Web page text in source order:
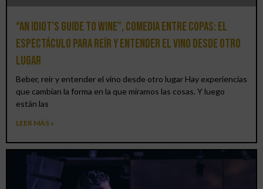
“An Idiot’s Guide to Wine”, comedia entre copas: el
espectáculo para reír y entender el vino desde otro
lugar
Beber, reír y entender el vino desde otro lugar Hay experiencias
que cambian la forma en la que miramos las cosas. Y luego
están las
LEER MÁS »